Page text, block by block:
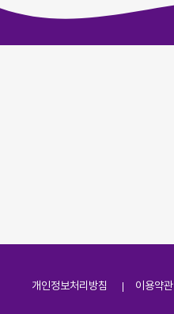
개인정보처리방침 이용약관